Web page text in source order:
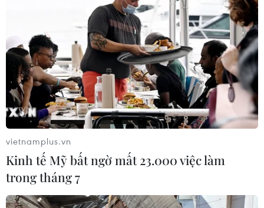
Theo đại biểu Hoàng Văn Cường, thúc đẩy kinh tế số
không chỉ là nhiệm vụ mà còn là sứ mệnh, là trọng trách
mà Việt Nam cần ưu tiên nguồn lực để đầu tư ngay lúc
này và cả trong tầm nhìn dài hạn.
vietnamplus.vn
Kinh tế Mỹ bất ngờ mất 23.000 việc làm
trong tháng 7